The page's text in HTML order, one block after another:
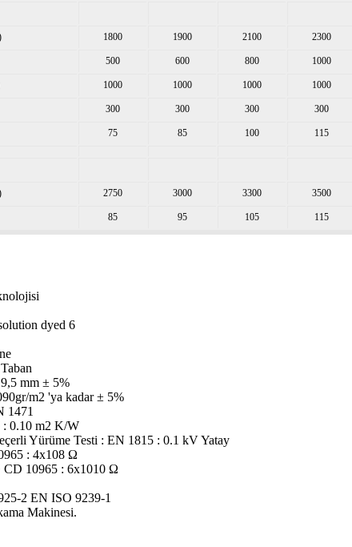
1800 1900 2100 2300
500 600 800 1000
1000 1000 1000 1000
300 300 300 300
75 85 100 115
2750 3000 3300 3500
85 95 105 115
dyed 6
mm ± 5%
m2 'ya kadar ± 5%
1471
: 0.10 m2 K/W
Yürüme Testi : EN 1815 : 0.1 kV Yatay
: 4x108 Ω
CD 10965 : 6x1010 Ω
2 EN ISO 9239-1
Makinesi.